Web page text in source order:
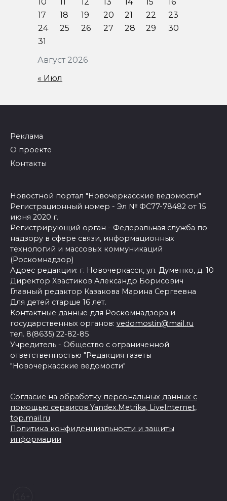
Август 2026
17
18 19 20 21 22
23
24
25 26 27 28 29
30
31
« Июл
Реклама
О проекте
Контакты
Новостной портал "Новочеркасские ведомости"
Регистрационный номер - Эл № ФС77-78482 от 15
июня 2020 г.
Регистрирующий орган - Федеральная служба по
надзору в сфере связи, информационных
технологий и массовых коммуникаций
(Роскомнадзор)
Адрес редакции: г. Новочеркасск, ул. Думенко, д. 10
Директор Хвастиков Александр Борисович
Главный редактор Казакова Марина Сергеевна
Для детей старше 16 лет.
Контактные данные для Роскомнадзора и
государственных органов: vedomostin@mail.ru
тел. 8(8635) 22-82-85
Учредитель - Общество с ограниченной
ответственностью "Редакция газеты
"Новочеркасские ведомости"
Согласие на обработку персональных данных с
помощью сервисов Yandex.Metrika, LiveInternet,
top.mail.ru
Политика конфиденциальности и защиты
информации